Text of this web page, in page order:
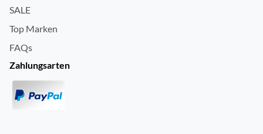
SALE
Top Marken
FAQs
Zahlungsarten